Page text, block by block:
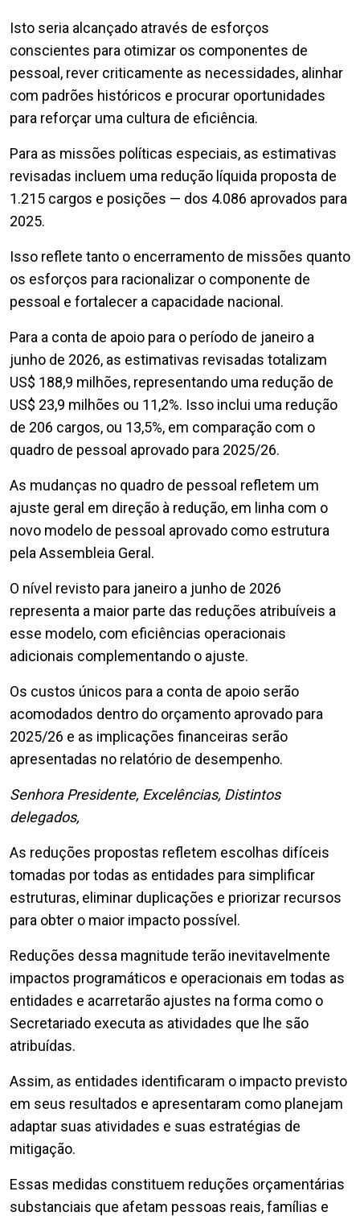
Isto seria alcançado através de esforços
conscientes para otimizar os componentes de
pessoal, rever criticamente as necessidades, alinhar
com padrões históricos e procurar oportunidades
para reforçar uma cultura de eficiência.
Para as missões políticas especiais, as estimativas
revisadas incluem uma redução líquida proposta de
1.215 cargos e posições — dos 4.086 aprovados para
2025.
Isso reflete tanto o encerramento de missões quanto
os esforços para racionalizar o componente de
pessoal e fortalecer a capacidade nacional.
Para a conta de apoio para o período de janeiro a
junho de 2026, as estimativas revisadas totalizam
US$ 188,9 milhões, representando uma redução de
US$ 23,9 milhões ou 11,2%. Isso inclui uma redução
de 206 cargos, ou 13,5%, em comparação com o
quadro de pessoal aprovado para 2025/26.
As mudanças no quadro de pessoal refletem um
ajuste geral em direção à redução, em linha com o
novo modelo de pessoal aprovado como estrutura
pela Assembleia Geral.
O nível revisto para janeiro a junho de 2026
representa a maior parte das reduções atribuíveis a
esse modelo, com eficiências operacionais
adicionais complementando o ajuste.
Os custos únicos para a conta de apoio serão
acomodados dentro do orçamento aprovado para
2025/26 e as implicações financeiras serão
apresentadas no relatório de desempenho.
Senhora Presidente, Excelências, Distintos
delegados,
As reduções propostas refletem escolhas difíceis
tomadas por todas as entidades para simplificar
estruturas, eliminar duplicações e priorizar recursos
para obter o maior impacto possível.
Reduções dessa magnitude terão inevitavelmente
impactos programáticos e operacionais em todas as
entidades e acarretarão ajustes na forma como o
Secretariado executa as atividades que lhe são
atribuídas.
Assim, as entidades identificaram o impacto previsto
em seus resultados e apresentaram como planejam
adaptar suas atividades e suas estratégias de
mitigação.
Essas medidas constituem reduções orçamentárias
substanciais que afetam pessoas reais, famílias e